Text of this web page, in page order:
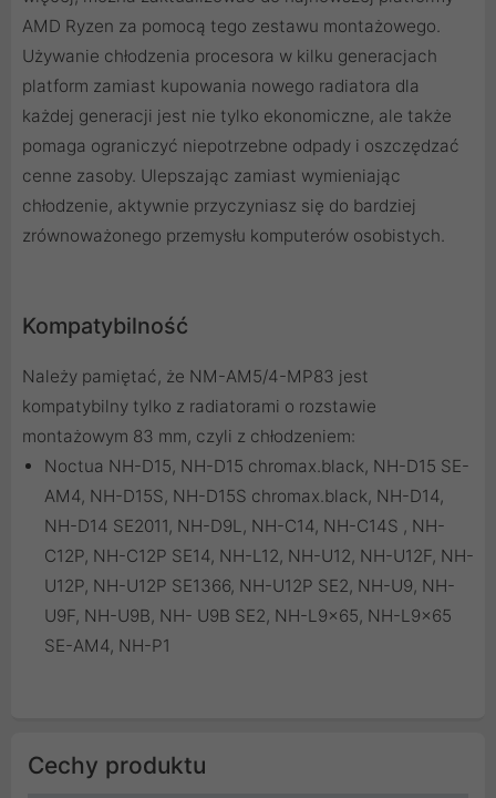
AMD Ryzen za pomocą tego zestawu montażowego.
Używanie chłodzenia procesora w kilku generacjach
platform zamiast kupowania nowego radiatora dla
każdej generacji jest nie tylko ekonomiczne, ale także
pomaga ograniczyć niepotrzebne odpady i oszczędzać
cenne zasoby. Ulepszając zamiast wymieniając
chłodzenie, aktywnie przyczyniasz się do bardziej
zrównoważonego przemysłu komputerów osobistych.
Kompatybilność
Należy pamiętać, że NM-AM5/4-MP83 jest
kompatybilny tylko z radiatorami o rozstawie
montażowym 83 mm, czyli z chłodzeniem:
Noctua NH-D15, NH-D15 chromax.black, NH-D15 SE-
AM4, NH-D15S, NH-D15S chromax.black, NH-D14,
NH-D14 SE2011, NH-D9L, NH-C14, NH-C14S , NH-
C12P, NH-C12P SE14, NH-L12, NH-U12, NH-U12F, NH-
U12P, NH-U12P SE1366, NH-U12P SE2, NH-U9, NH-
U9F, NH-U9B, NH- U9B SE2, NH-L9x65, NH-L9x65
SE-AM4, NH-P1
Cechy produktu